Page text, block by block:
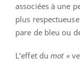
associées à une
plus
pare de bleu ou
L’effet dumot«